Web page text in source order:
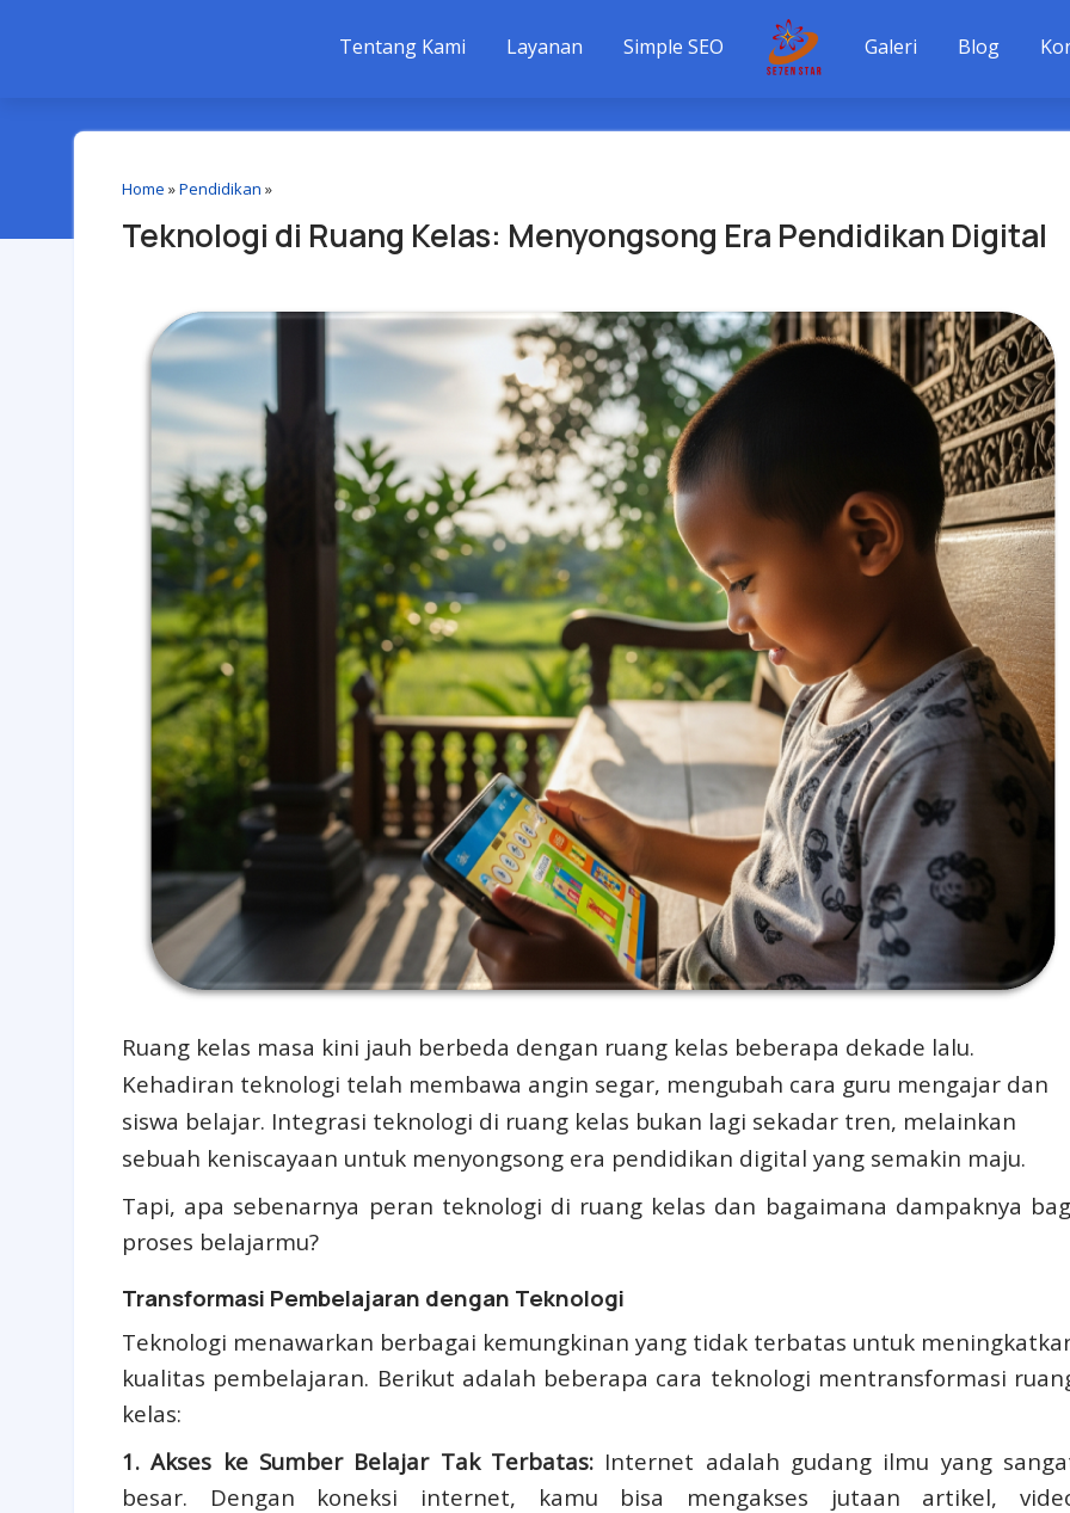
Tentang Kami Layanan Simple SEO Galeri Blog
Home »Pendidikan »
Teknologi di Ruang Kelas: Menyongsong Era Pendidikan Digital
Ruang kelas masa kini jauh berbeda dengan ruang kelas beberapa dekade lalu.
Kehadiran teknologi telah membawa angin segar, mengubah cara guru mengajar dan
siswa belajar. Integrasi teknologi di ruang kelas bukan lagi sekadar tren, melainkan
sebuah keniscayaan untuk menyongsong era pendidikan digital yang semakin maju.
Tapi, apa sebenarnya peran teknologi di ruang kelas dan bagaimana dampaknya
proses belajarmu?
Transformasi Pembelajaran dengan Teknologi
Teknologi menawarkan berbagai kemungkinan yang tidak terbatas untuk
kualitas pembelajaran. Berikut adalah beberapa cara teknologi mentransformasi
kelas:
1. Akses ke Sumber Belajar Tak Terbatas: Internet adalah gudang ilmu yang
besar. Dengan koneksi internet, kamu bisa mengakses jutaan artikel,